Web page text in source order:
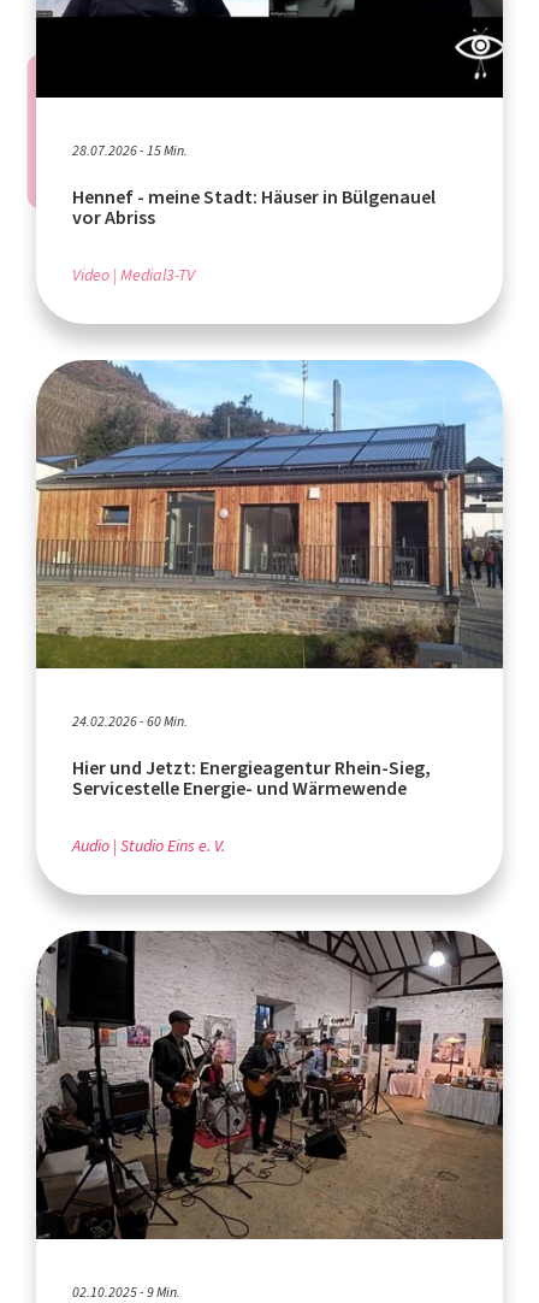
28.07.2026 - 15 Min.
Hennef - meine Stadt: Häuser in Bülgenauel
vor Abriss
Video Medial3-TV
24.02.2026 - 60 Min.
Hier und Jetzt: Energieagentur Rhein-Sieg,
Servicestelle Energie- und Wärmewende
Audio Studio Eins e. V.
02.10.2025 - 9 Min.